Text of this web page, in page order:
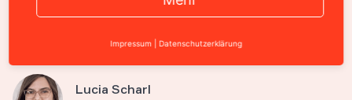
Werbung bei Bio-
Lebensmitteln erlaubt?
Lucia Scharl
Impressum Datenschutzerklärung